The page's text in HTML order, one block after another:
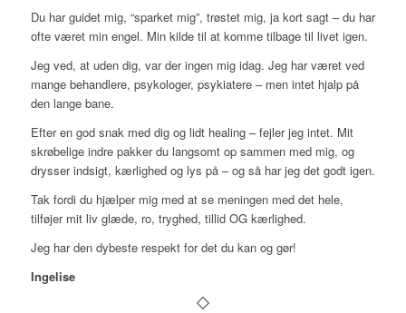
Du har guidet mig, “sparket mig”, trøstet mig, ja kort sagt – du har
ofte været min engel. Min kilde til at komme tilbage til livet igen.
Jeg ved, at uden dig, var der ingen mig idag. Jeg har været ved
mange behandlere, psykologer, psykiatere – men intet hjalp på
den lange bane.
Efter en god snak med dig og lidt healing – fejler jeg intet. Mit
skrøbelige indre pakker du langsomt op sammen med mig, og
drysser indsigt, kærlighed og lys på – og så har jeg det godt igen.
Tak fordi du hjælper mig med at se meningen med det hele,
tilføjer mit liv glæde, ro, tryghed, tillid OG kærlighed.
Jeg har den dybeste respekt for det du kan og gør!
Ingelise